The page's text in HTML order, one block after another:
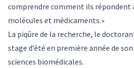
comprendre comment ils répondent
molécules et médicaments.»
La piqûre de la recherche, le
stage d’été en première année de
sciences biomédicales.